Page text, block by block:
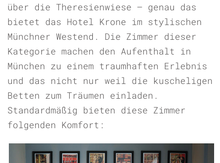
über die Theresienwiese – genau das
bietet das Hotel Krone im stylischen
Münchner Westend. Die Zimmer dieser
Kategorie machen den Aufenthalt in
München zu einem traumhaften Erlebnis
und das nicht nur weil die kuscheligen
Betten zum Träumen einladen.
Standardmäßig bieten diese Zimmer
folgenden Komfort: